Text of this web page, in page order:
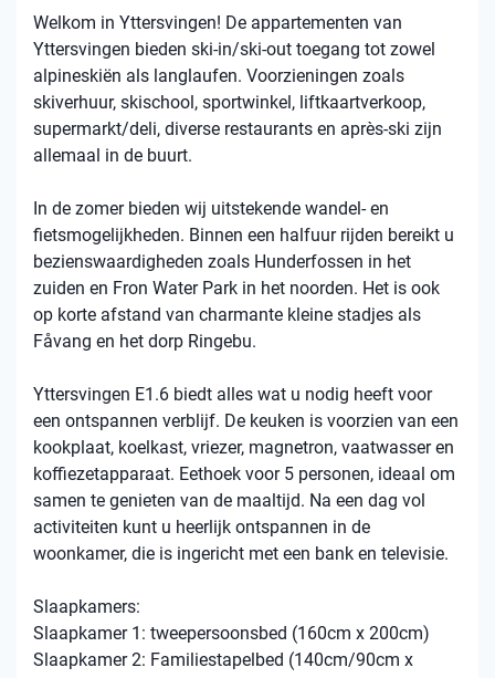
Welkom in Yttersvingen! De appartementen van
Yttersvingen bieden ski-in/ski-out toegang tot zowel
alpineskiën als langlaufen. Voorzieningen zoals
skiverhuur, skischool, sportwinkel, liftkaartverkoop,
supermarkt/deli, diverse restaurants en après-ski zijn
allemaal in de buurt.
In de zomer bieden wij uitstekende wandel- en
fietsmogelijkheden. Binnen een halfuur rijden bereikt u
bezienswaardigheden zoals Hunderfossen in het
zuiden en Fron Water Park in het noorden. Het is ook
op korte afstand van charmante kleine stadjes als
Fåvang en het dorp Ringebu.
Yttersvingen E1.6 biedt alles wat u nodig heeft voor
een ontspannen verblijf. De keuken is voorzien van een
kookplaat, koelkast, vriezer, magnetron, vaatwasser en
koffiezetapparaat. Eethoek voor 5 personen, ideaal om
samen te genieten van de maaltijd. Na een dag vol
activiteiten kunt u heerlijk ontspannen in de
woonkamer, die is ingericht met een bank en televisie.
Slaapkamers:
Slaapkamer 1: tweepersoonsbed (160cm x 200cm)
Slaapkamer 2: Familiestapelbed (140cm/90cm x